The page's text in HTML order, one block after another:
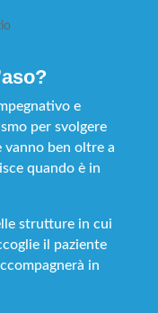
e
per svolgere
ben oltre a
quando è in
strutture in cui
il paziente
in